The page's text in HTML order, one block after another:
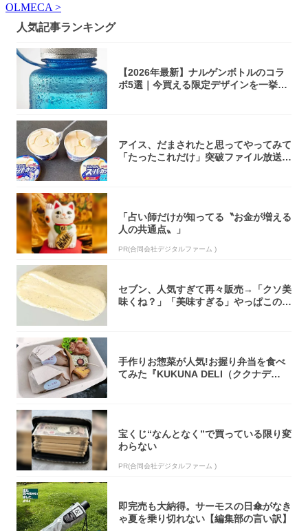
OLMECA >
人気記事ランキング
【2026年最新】ナルゲンボトルのコラ
ボ5選｜今買える限定デザインを一挙紹
アイス、だまされたと思ってやってみて
「たったこれだけ」突破ファイル放送で
「占い師だけが知ってる〝お金が増える
人の共通点〟」
PR(合同会社デジタルファーム )
セブン、人気すぎて再々販売→「クソ美
味くね？」「美味すぎる」やっぱこのク
手作りお惣菜が人気!お握り弁当を食べ
てみた『KUKUNA DELI（ククナデ
宝くじ“なんとなく”で買っている限り変
わらない
PR(合同会社デジタルファーム )
即完売も大納得。サーモスの日傘がなき
ゃ夏を乗り切れない【編集部の言い訳】